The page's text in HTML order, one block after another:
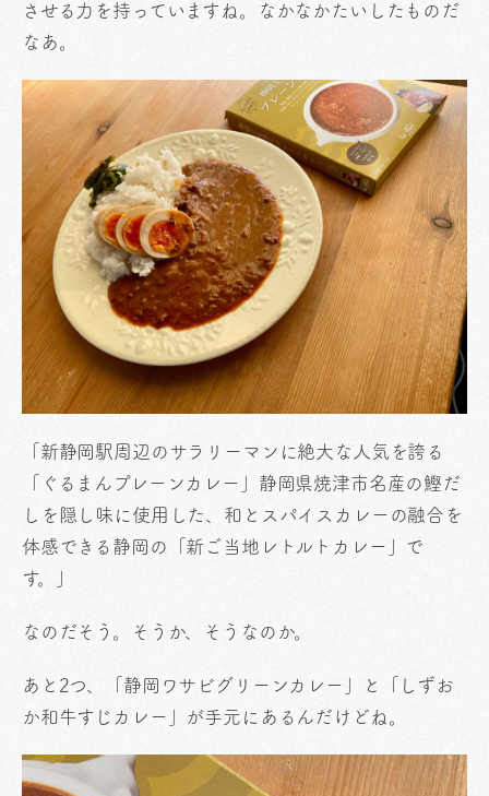
させる力を持っていますね。なかなかたいしたものだ
なあ。
「新静岡駅周辺のサラリーマンに絶大な人気を誇る
「ぐるまんプレーンカレー」静岡県焼津市名産の鰹だ
しを隠し味に使用した、和とスパイスカレーの融合を
体感できる静岡の「新ご当地レトルトカレー」で
す。」
なのだそう。そうか、そうなのか。
あと2つ、「静岡ワサビグリーンカレー」と「しずお
か和牛すじカレー」が手元にあるんだけどね。